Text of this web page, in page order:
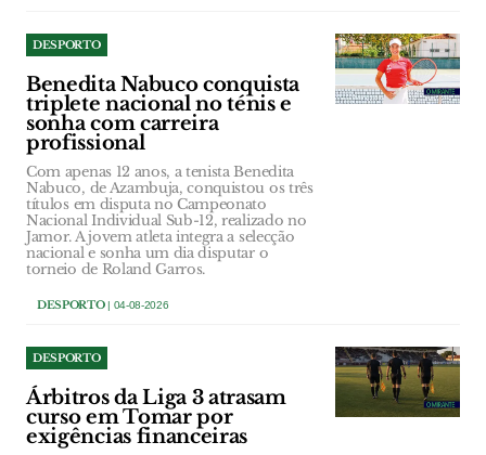
DESPORTO
Benedita Nabuco conquista
triplete nacional no ténis e
sonha com carreira
profissional
Com apenas 12 anos, a tenista Benedita
Nabuco, de Azambuja, conquistou os três
títulos em disputa no Campeonato
Nacional Individual Sub-12, realizado no
Jamor. A jovem atleta integra a selecção
nacional e sonha um dia disputar o
torneio de Roland Garros.
DESPORTO| 04-08-2026
DESPORTO
Árbitros da Liga 3 atrasam
curso em Tomar por
exigências financeiras